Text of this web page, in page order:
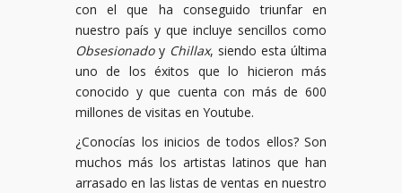
con el que ha conseguido triunfar en
nuestro país y que incluye sencillos como
Obsesionadoy Chillax, siendo esta última
uno de los éxitos que lo hicieron más
conocido y que cuenta con más de 600
millones de visitas en Youtube.
¿Conocías los inicios de todos ellos? Son
muchos más los artistas latinos que han
arrasado en las listas de ventas en nuestro